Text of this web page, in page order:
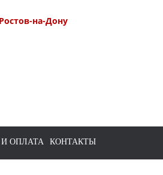
Ростов-на-Дону
ОПЛАТА КОНТАКТЫ